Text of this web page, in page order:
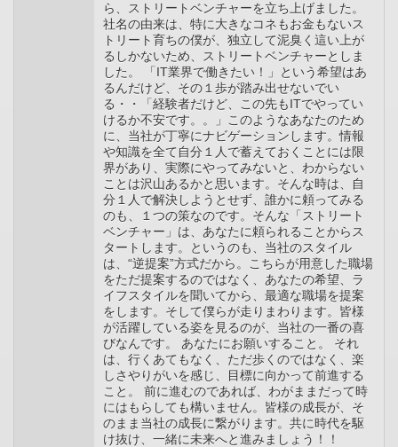
ら、ストリートベンチャーを立ち上げました。
社名の由来は、特に大きなコネもお金もないス
トリート育ちの僕が、独立して泥臭く這い上が
るしかないため、ストリートベンチャーとしま
した。 「IT業界で働きたい！」という希望はあ
るんだけど、その１歩が踏み出せないでい
る・・「経験者だけど、この先もITでやってい
けるか不安です。。」このようなあなたのため
に、当社が丁寧にナビゲーションします。情報
や知識を全て自分１人で蓄えておくことには限
界があり、実際にやってみないと、わからない
ことは沢山あるかと思います。そんな時は、自
分１人で解決しようとせず、誰かに頼ってみる
のも、１つの策なのです。そんな「ストリート
ベンチャー」は、あなたに頼られることからス
タートします。というのも、当社のスタイル
は、“逆提案”方式だから。こちらが用意した職場
をただ提案するのではなく、あなたの希望、ラ
イフスタイルを聞いてから、最適な職場を提案
をします。そして僕らが走りまわります。皆様
が活躍している姿を見るのが、当社の一番の喜
びなんです。 あなたにお願いすること。 それ
は、行くあてもなく、ただ歩くのではなく、楽
しさやりがいを感じ、目標に向かって前進する
こと。 前に進むのであれば、わがままだって時
にはもらしても構いません。皆様の成長が、そ
のまま当社の成長に繋がります。共に時代を駆
け抜け、一緒に未来へと進みましょう！！